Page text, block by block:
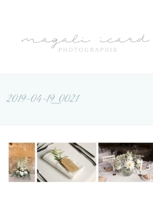
2019-04-19_0021